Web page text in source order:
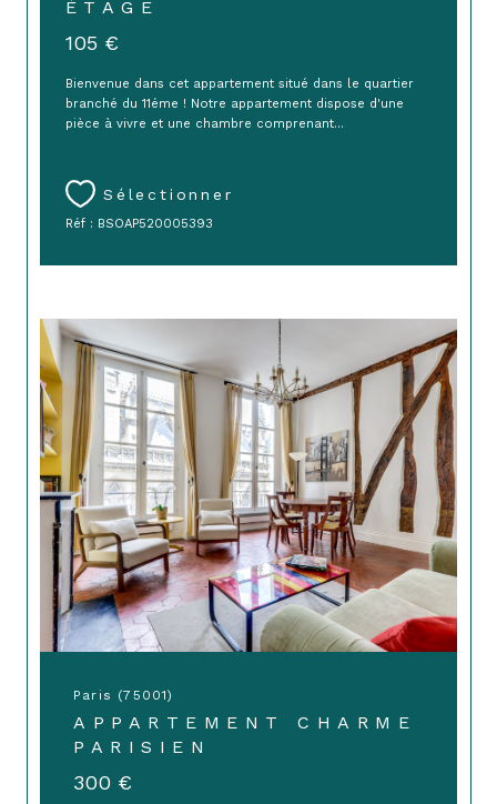
ÉTAGE
105 €
Bienvenue dans cet appartement situé dans le quartier
branché du 11éme ! Notre appartement dispose d'une
pièce à vivre et une chambre comprenant...
Sélectionner
Réf : BSOAP520005393
Paris (75001)
APPARTEMENT CHARME
PARISIEN
300 €